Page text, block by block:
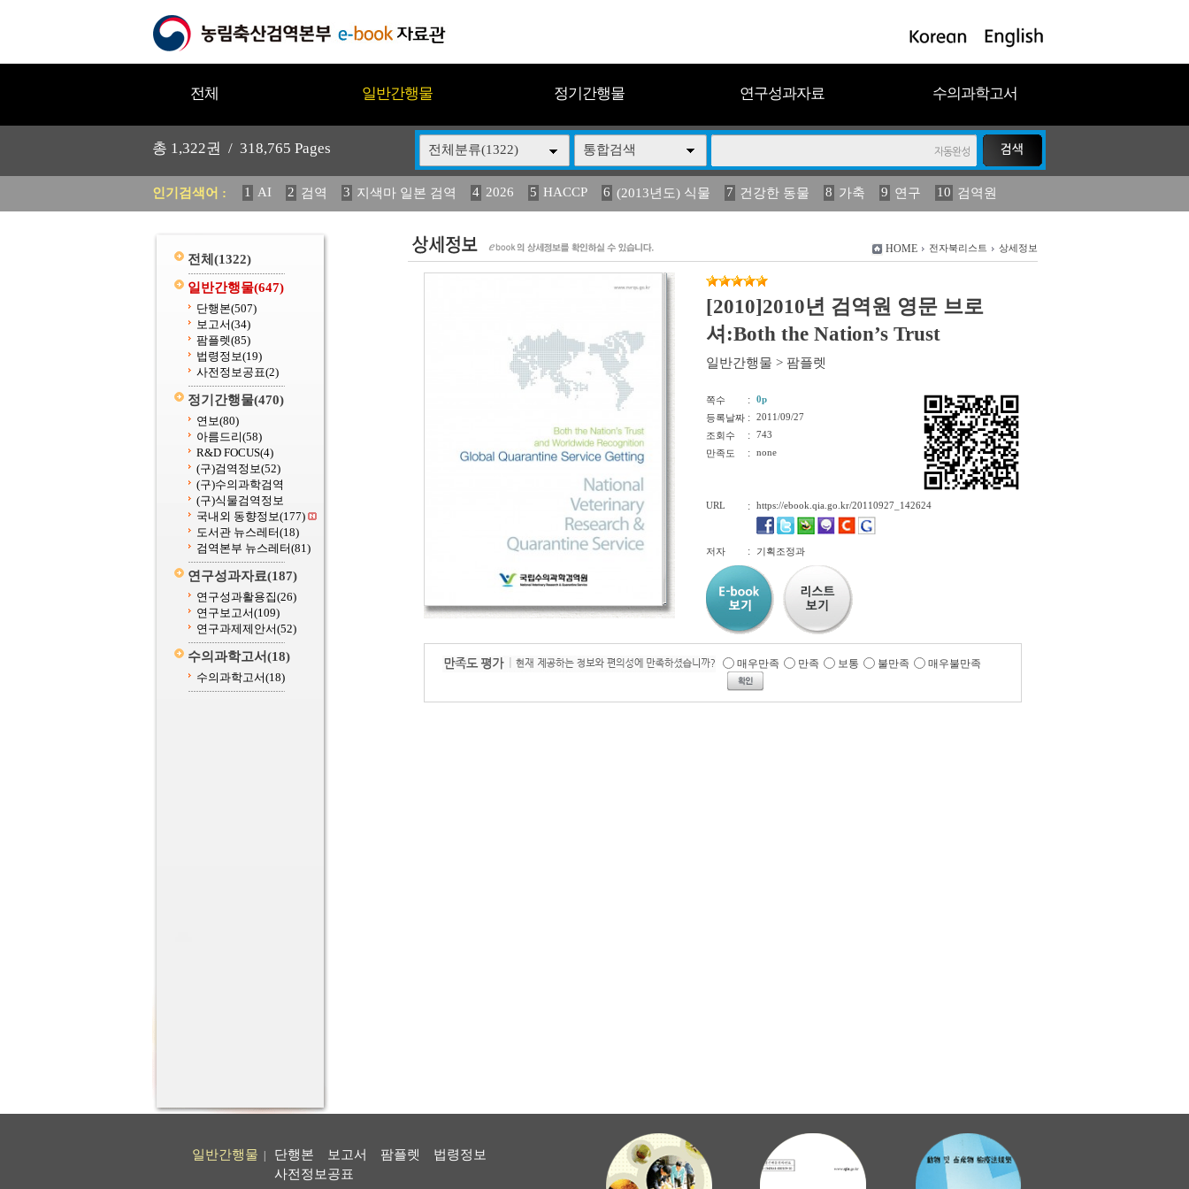
전체 일반간행물 정기간행물 연구성과자료 수의과학고서
총 1,322권 / 318,765 Pages 전체분류(1322) 통합검색
인기검색어 : 1 AI 2 검역 3 지색마 일본 검역 4 2026 5 HACCP 6 (2013년도) 식물 7 건강한 동물 8 가축 9 연구 10 검역원
11 2025 12 중독성 식물 도감 13 (2013년도) 식 14 媛 異 15 구제역 16 관리 17 연보 18 농림수산 19 2023
전체 (1322)
일반간행물(647)
단행본(507)
보고서(34)
팜플렛(85)
법령정보(19)
사전정보공표(2)
정기간행물(470)
연보(80)
아름드리(58)
R&D FOCUS(4)
(구)검역정보(52)
(구)수의과학검역
(구)식물검역정보
국내외 동향정보(177)
도서관 뉴스레터(18)
검역본부 뉴스레터(81)
연구성과자료(187)
연구성과활용집(26)
연구보고서(109)
연구과제제안서(52)
수의과학고서(18)
수의과학고서(18)
HOME 전자북리스트 상세정보
[2010]2010년 검역원 영문 브로
셔:Both the Nation’s Trust
일반간행물 > 팜플렛
쪽수 :
0p
등록날짜 :
2011/09/27
조회수
:
743
만족도
: none
URL : https://ebook.qia.go.kr/20110927_142624
저자 : 기획조정과
매우만족 만족 보통 불만족 매우불만족
일반간행물 단행본 보고서 팜플렛
법령정보
사전정보공표